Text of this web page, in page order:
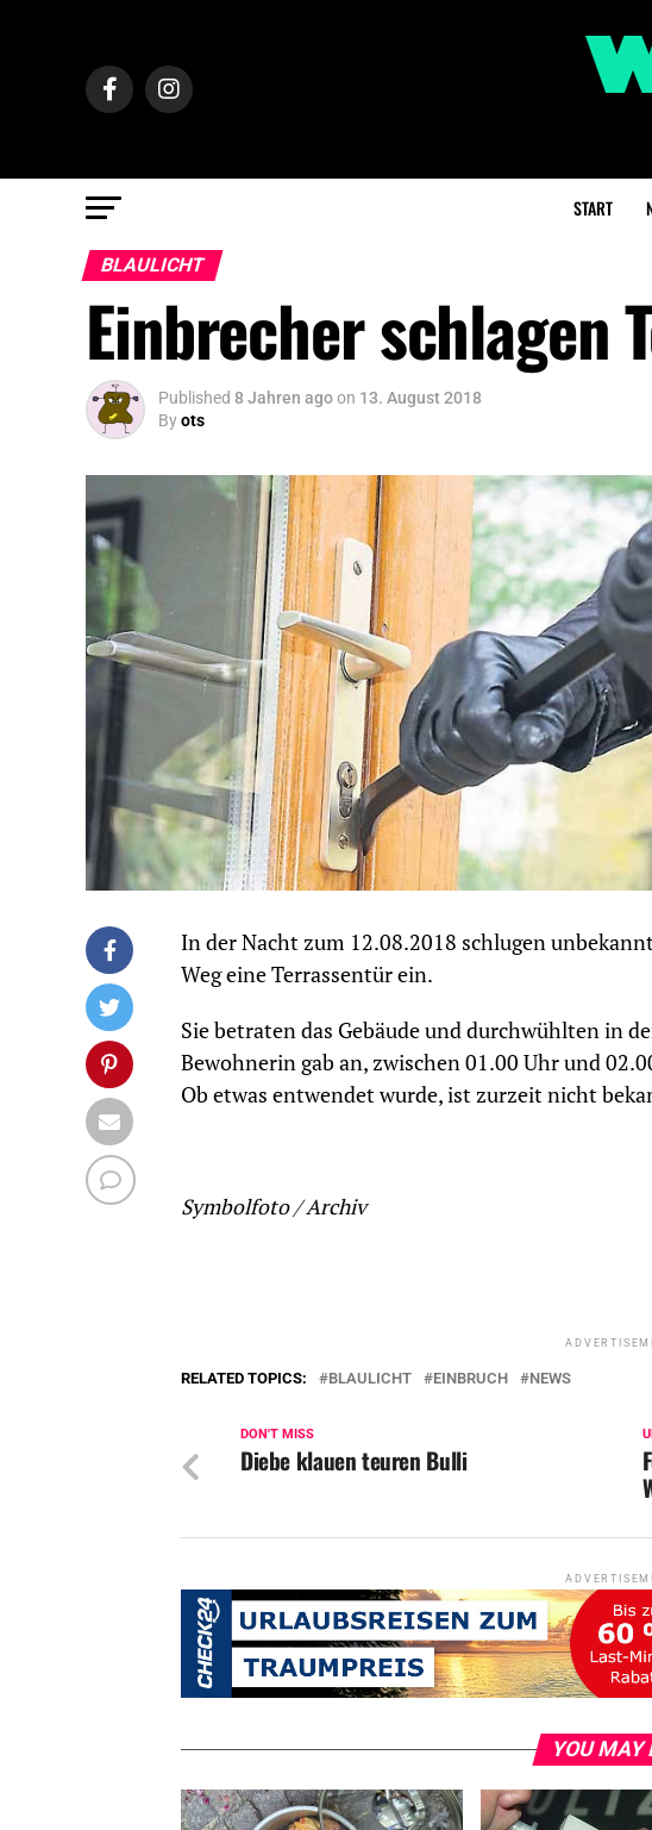
START
BLAULICHT
Einbrecher schlagen
Published 8 Jahren agoon 13. August 2018
Byots
In der Nacht zum 12.08.2018 schlugen
Weg eine Terrassentür ein.
Sie betraten das Gebäude und durchwühlten in
Bewohnerin gab an, zwischen 01.00 Uhr und
Ob etwas entwendet wurde, ist zurzeit nicht
Symbolfoto / Archiv
RELATED TOPICS: BLAULICHT EINBRUCH NEWS
DON'T MISS
Diebe klauen teuren Bulli
YOU MAY